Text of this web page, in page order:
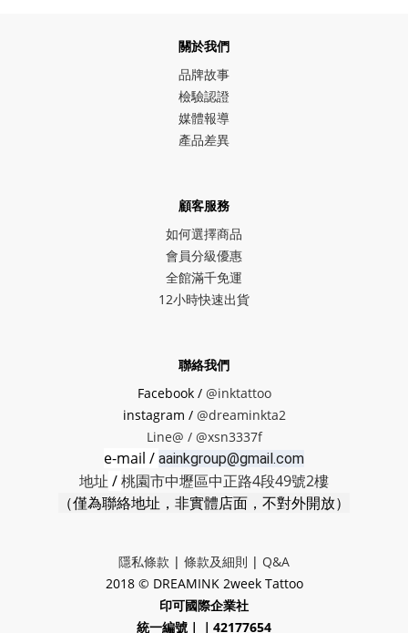
關於我們
品牌故事
檢驗認證
媒體報導
產品差異
顧客服務
如何選擇商品
會員分級優惠
全館滿千免運
12小時快速出貨
聯絡我們
Facebook / @inktattoo
instagram / @dreaminkta2
Line@ / @xsn3337f
e-mail / aainkgroup@gmail.com
地址 /桃園市中壢區中正路4段49號2樓
（僅為聯絡地址，非實體店面，不對外開放）
隱私條款 | 條款及細則 | Q&A
2018 © DREAMINK 2week Tattoo
印可國際企業社
統一編號｜｜42177654